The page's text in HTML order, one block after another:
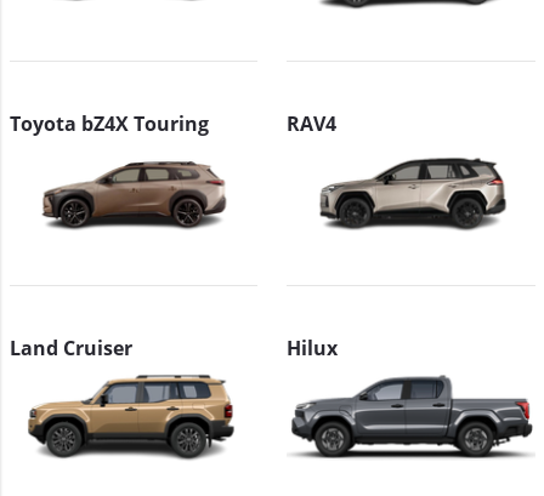
Toyota bZ4X Touring RAV4
Land Cruiser Hilux